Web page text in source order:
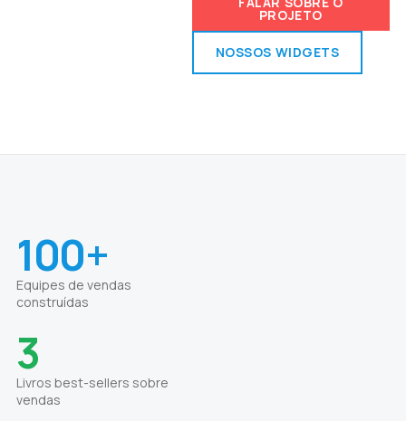
PROJETO
NOSSOS WIDGETS
100+
Equipes de vendas
construídas
3
Livros best-sellers sobre
vendas